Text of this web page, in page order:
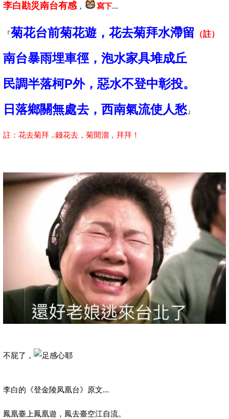
李白勘災南台有感 ， 寫下...
『菊花台前菊花遊，花去菊拜水滯留 （註）
南台暴雨埋車徑，泡水家具堆成丘
民調半落柯P外，惡水不登中彰投。
日落鄉關無處去，西南氣流使人愁』
註：花去菊拜 ..錢花去，菊開溜，拜拜！
不屁了，
李白的《登金陵凤凰台》原文...
鳳凰臺上鳳凰遊，鳳去臺空江自流。